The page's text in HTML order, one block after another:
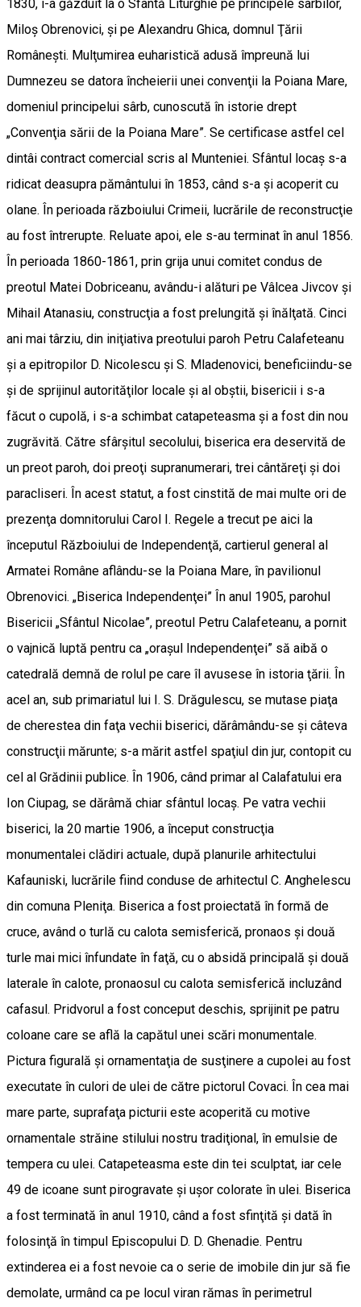
1830, i-a găzduit la o Sfântă Liturghie pe principele sârbilor,
Miloş Obrenovici, şi pe Alexandru Ghica, domnul Ţării
Româneşti. Mulţumirea euharistică adusă împreună lui
Dumnezeu se datora încheierii unei convenţii la Poiana Mare,
domeniul principelui sârb, cunoscută în istorie drept
„Convenţia sării de la Poiana Mare”. Se certificase astfel cel
dintâi contract comercial scris al Munteniei. Sfântul locaş s-a
ridicat dea­supra pământului în 1853, când s-a şi acoperit cu
olane. În perioada războiului Crimeii, lucrările de reconstrucţie
au fost întrerupte. Reluate apoi, ele s-au terminat în anul 1856.
În perioada 1860-1861, prin grija unui comitet condus de
preotul Matei Dobriceanu, avându-i alături pe Vâlcea Jivcov şi
Mihail Atanasiu, construcţia a fost prelungită şi înălţată. Cinci
ani mai târziu, din iniţiativa preotului paroh Petru Calafeteanu
şi a epitropilor D. Nicolescu şi S. Mladenovici, beneficiindu-se
şi de sprijinul autorităţilor locale şi al obştii, bisericii i s-a
făcut o cupolă, i s-a schimbat catapeteasma şi a fost din nou
zugrăvită. Către sfârşitul secolului, biserica era deservită de
un preot paroh, doi preoţi supranumerari, trei cântăreţi şi doi
paracliseri. În acest statut, a fost cinstită de mai multe ori de
prezenţa domnitorului Carol I. Regele a trecut pe aici la
începutul Războiului de Independenţă, cartierul general al
Armatei Române aflându-se la Poiana Mare, în pavilionul
Obrenovici. „Biserica Independenţei” În anul 1905, parohul
Bisericii „Sfântul Nicolae”, preotul Petru Calafeteanu, a pornit
o vajnică luptă pentru ca „oraşul Independenţei” să aibă o
catedrală demnă de rolul pe care îl avusese în istoria ţării. În
acel an, sub primariatul lui I. S. Drăgulescu, se mutase piaţa
de cherestea din faţa vechii biserici, dărâ­mân­du-se şi câteva
construcţii mărunte; s-a mărit astfel spaţiul din jur, contopit cu
cel al Grădinii publice. În 1906, când primar al Calafatului era
Ion Ciupag, se dărâmă chiar sfântul locaş. Pe vatra vechii
biserici, la 20 martie 1906, a început construcţia
monumentalei clădiri actuale, după planurile arhitectului
Kafauniski, lucrările fiind conduse de arhitectul C. Anghelescu
din comuna Pleniţa. Biserica a fost proiectată în formă de
cruce, având o turlă cu calota semisferică, pronaos şi două
turle mai mici înfundate în faţă, cu o absidă principală şi două
laterale în calote, pronaosul cu calota semisferică incluzând
cafasul. Pridvorul a fost conceput deschis, sprijinit pe patru
coloane care se află la capătul unei scări monumentale.
Pictura figurală şi ornamentaţia de susţinere a cupolei au fost
executate în culori de ulei de către pictorul Covaci. În cea mai
mare parte, suprafaţa picturii este acoperită cu motive
ornamentale străine stilului nostru tradiţional, în emulsie de
tempera cu ulei. Catapeteasma este din tei sculptat, iar cele
49 de icoane sunt pirogravate şi uşor colorate în ulei. Biserica
a fost terminată în anul 1910, când a fost sfinţită şi dată în
folosinţă în timpul Episcopului D. D. Ghenadie. Pentru
extinderea ei a fost nevoie ca o serie de imobile din jur să fie
demolate, urmând ca pe locul viran rămas în perimetrul